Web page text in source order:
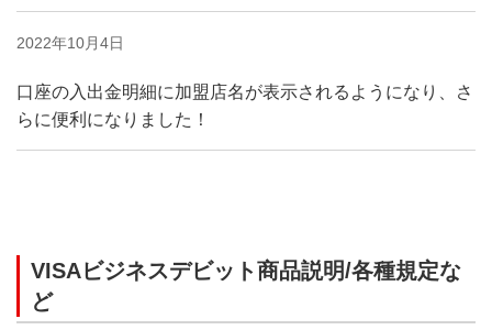
適格請求書発行
ットご利用分について、海
書（インボイス）の発行・
（全カード合算の請求書の
2022年10月4日
口座の入出金明細に加盟店名が表示されるようになり、さ
らに便利になりました！
VISAビジネスデビット商品説明/各種規定な
ど